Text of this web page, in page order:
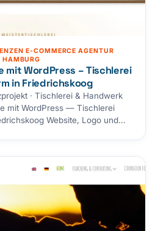
mit WordPress – Tischlerei
in Friedrichskoog
E-COMMERCE AGENTUR
HAMBURG
· Tischlerei & Handwerk
mit WordPress — Tischlerei
Website, Logo und
— von uns gestaltet und
Mit einem neuen Leistungs-Band
Lupe, einer rund 10×…